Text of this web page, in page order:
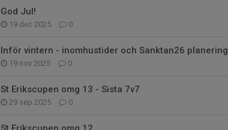
God Jul!
19 dec 2025 0
Inför vintern - inomhustider och Sanktan26 planering
19 nov 2025 0
St Erikscupen omg 13 - Sista 7v7
29 sep 2025 0